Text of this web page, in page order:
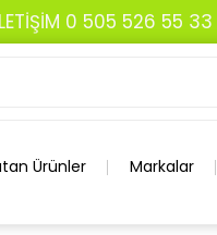
0 505 526 55 33
Ürünler Markalar